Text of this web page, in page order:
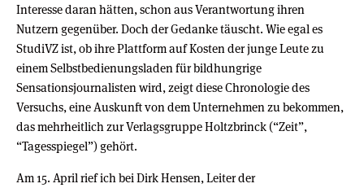
Interesse daran hätten, schon aus Verantwortung ihren
Nutzern gegenüber. Doch der Gedanke täuscht. Wie egal es
StudiVZ ist, ob ihre Plattform auf Kosten der junge Leute zu
einem Selbstbedienungsladen für bildhungrige
Sensationsjournalisten wird, zeigt diese Chronologie des
Versuchs, eine Auskunft von dem Unternehmen zu bekommen,
das mehrheitlich zur Verlagsgruppe Holtzbrinck (“Zeit”,
“Tagesspiegel”) gehört.
Am 15. April rief ich bei Dirk Hensen, Leiter der